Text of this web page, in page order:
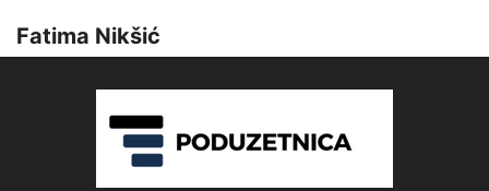
Fatima Nikšić